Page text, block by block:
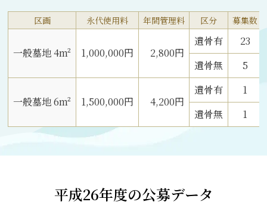
区画 永代使用料 年間管理料 区分 募集数
一般墓地 4m² 1,000,000円 2,800円
遺骨有
23
遺骨無
5
一般墓地 6m² 1,500,000円 4,200円
遺骨有
1
遺骨無
1
平成26年度の公募データ